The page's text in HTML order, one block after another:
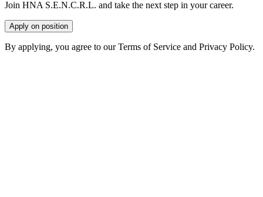
Join HNA S.E.N.C.R.L. and take the next step in your career.
Apply on position
By applying, you agree to our Terms of Service and Privacy Policy.